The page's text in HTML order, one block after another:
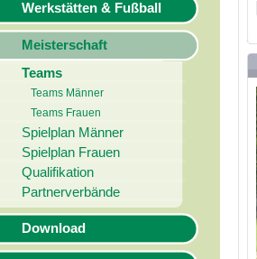
Werkstätten & Fußball
Meisterschaft
Teams
Teams Männer
Teams Frauen
Spielplan Männer
Spielplan Frauen
Qualifikation
Partnerverbände
Download